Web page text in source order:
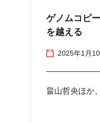
ゲノムコピ
を越える
2025年1月
畠山哲央ほか